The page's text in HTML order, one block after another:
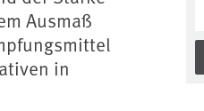
Ausmaß
in